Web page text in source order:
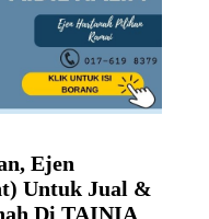
Ejen
Untuk Jual &
Di TAINIA